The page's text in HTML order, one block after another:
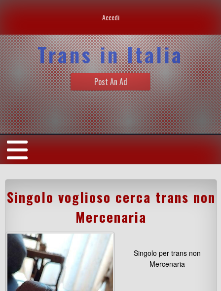
Accedi
Trans in Italia
Post An Ad
Singolo voglioso cerca trans non
Mercenaria
Singolo per trans non
Mercenaria